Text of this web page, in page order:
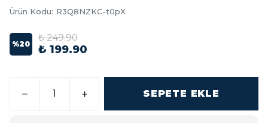
Ürün Kodu: R3Q8NZKC-t0pX
%20
₺ 249.90
₺ 199.90
SEPETE EKLE